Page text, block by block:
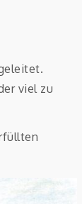
viel zu